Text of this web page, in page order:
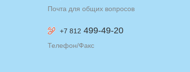
Почта для общих вопросов
+7 812 499-49-20
Телефон/Факс